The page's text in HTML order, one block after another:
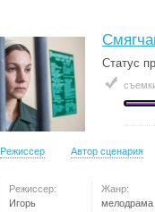
Статус
Режиссер Автор сценария
Режиссер:
Игорь
Жанр:
мелодрама